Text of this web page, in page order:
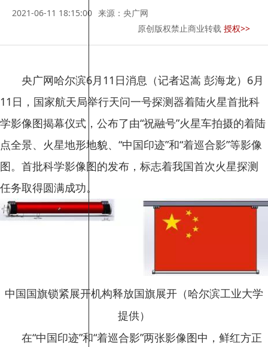
2021-06-11 18:15:00 来源：央广网
原创版权禁止商业转载 授权>>
央广网哈尔滨6月11日消息（记者迟嵩 彭海龙）6月
11日，国家航天局举行天问一号探测器着陆火星首批科
学影像图揭幕仪式，公布了由“祝融号”火星车拍摄的着陆
点全景、火星地形地貌、“中国印迹”和“着巡合影”等影像
图。首批科学影像图的发布，标志着我国首次火星探测
任务取得圆满成功。
中国国旗锁紧展开机构释放国旗展开（哈尔滨工业大学
提供）
在“中国印迹”和“着巡合影”两张影像图中，鲜红方正